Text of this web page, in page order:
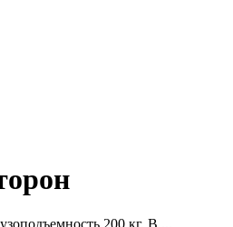
200 кг. В ...